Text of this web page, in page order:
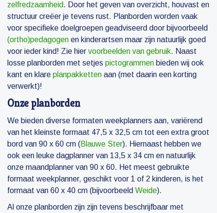
zelfredzaamheid. Door het geven van overzicht, houvast en
structuur creëer je tevens rust. Planborden worden vaak
voor specifieke doelgroepen geadviseerd door bijvoorbeeld
(ortho)pedagogen en kinderartsen maar zijn natuurlijk goed
voor ieder kind! Zie hier voorbeelden van gebruik. Naast
losse planborden met setjes pictogrammen bieden wij ook
kant en klare planpakketten aan (met daarin een korting
verwerkt)!
Onze planborden
We bieden diverse formaten weekplanners aan, variërend
van het kleinste formaat 47,5 x 32,5 cm tot een extra groot
bord van 90 x 60 cm (Blauwe Ster). Hiernaast hebben we
ook een leuke dagplanner van 13,5 x 34 cm en natuurlijk
onze maandplanner van 90 x 60. Het meest gebruikte
formaat weekplanner, geschikt voor 1 of 2 kinderen, is het
formaat van 60 x 40 cm (bijvoorbeeld Weide).
Al onze planborden zijn zijn tevens beschrijfbaar met